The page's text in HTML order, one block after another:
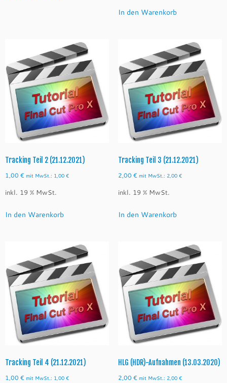
In den Warenkorb
Tracking Teil 2 (21.12.2021)
1,00 € mit MwSt.: 1,00 €
inkl. 19 % MwSt.
In den Warenkorb
Tracking Teil 3 (21.12.2021)
2,00 € mit MwSt.: 2,00 €
inkl. 19 % MwSt.
In den Warenkorb
Tracking Teil 4 (21.12.2021)
1,00 € mit MwSt.: 1,00 €
HLG (HDR)-Aufnahmen (13.03.2020)
2,00 € mit MwSt.: 2,00 €